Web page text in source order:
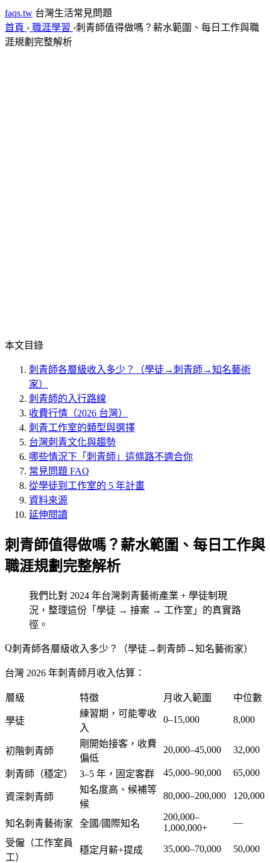
faqs.tw 台灣生活常見問題
首頁 › 職涯學習 ›刺青師值得做嗎？薪水範圍、每日工作與職
涯規劃完整解析
本文目錄
刺青師各層級收入多少？（學徒→刺青師→知名藝術
家）
刺青師的入行路線
收費行情（2026 台灣）
刺青工作室的類型與選擇
台灣刺青文化與趨勢
哪些情況下「刺青師」這條路不適合你
常見問題 FAQ
從學徒到工作室的 5 年計畫
資料來源
延伸閱讀
刺青師值得做嗎？薪水範圍、每日工作與
職涯規劃完整解析
我們比對 2024 年台灣刺青藝術產業 + 學徒制現
況，整理這份「學徒 → 接案 → 工作室」的真實路
徑。
刺青師各層級收入多少？（學徒→刺青師→知名藝術家）
台灣 2026 年刺青師月收入估算：
層級 特徵 月收入範圍 中位數
學徒
練習期，可能零收
入
0–15,000 8,000
初階刺青師
剛開始接客，收費
偏低
20,000–45,000 32,000
刺青師（穩定） 3–5 年，固定客群 45,000–90,000 65,000
資深刺青師
知名度高、候補等
候
80,000–200,000 120,000
知名刺青藝術家 全國/國際知名
200,000–
1,000,000+
—
受僱（工作室員
工）
穩定月薪+提成 35,000–70,000 50,000